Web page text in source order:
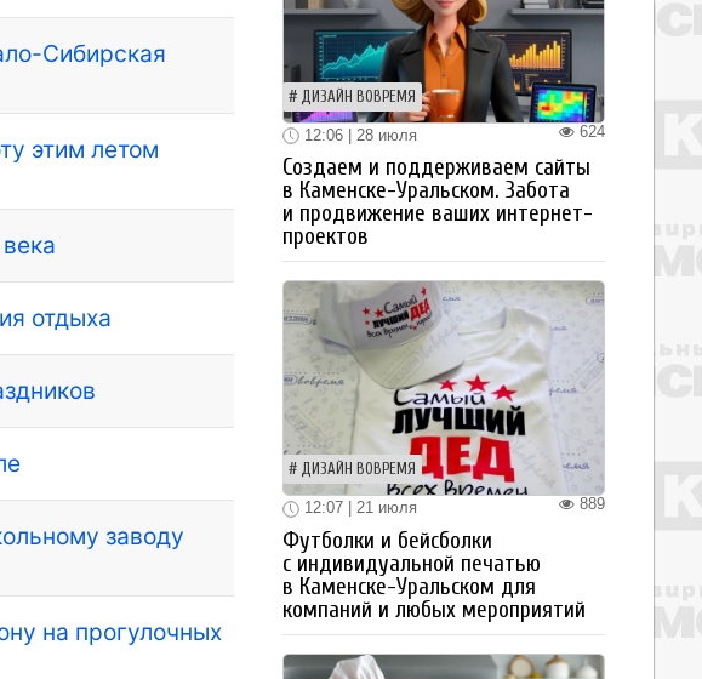
Сибирская
этим летом
отдыха
заводу
на прогулочных
ДИЗАЙН ВОВРЕМЯ
624
12:06 | 28 июля
Создаем и поддерживаем сайты
в Каменске-Уральском. Забота
и продвижение ваших интернет-
проектов
ДИЗАЙН ВОВРЕМЯ
889
12:07 | 21 июля
Футболки и бейсболки
с индивидуальной печатью
в Каменске-Уральском для
компаний и любых мероприятий